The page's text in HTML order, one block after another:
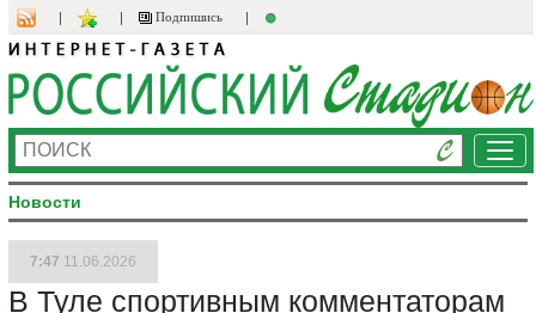
Подпишись
Новости
7:47 11.06.2026
В Туле спортивным комментаторам